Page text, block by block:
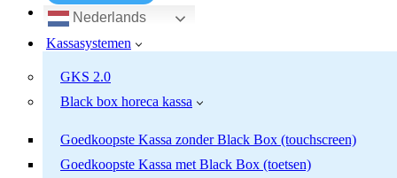
Nederlands
Kassasystemen
GKS 2.0
Black box horeca kassa
Goedkoopste Kassa zonder Black Box (touchscreen)
Goedkoopste Kassa met Black Box (toetsen)